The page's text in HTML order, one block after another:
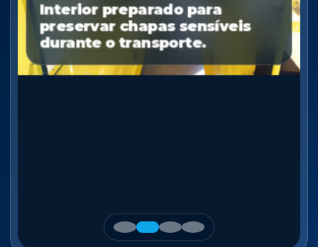
Interior preparado para
preservar chapas sensíveis
durante o transporte.